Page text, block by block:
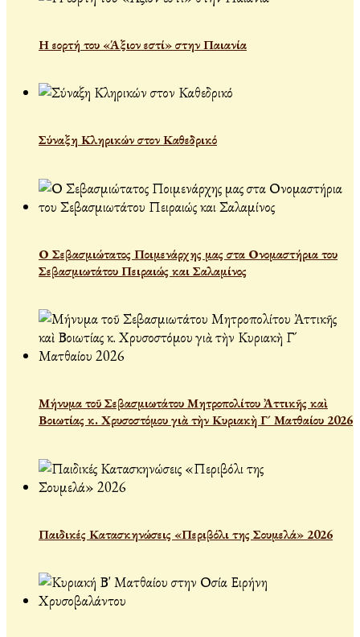
Η εορτή του «Άξιον εστί» στην Παιανία
Σύναξη Κληρικών στον Καθεδρικό
Ο Σεβασμιώτατος Ποιμενάρχης μας στα Ονομαστήρια του
Σεβασμιωτάτου Πειραιώς και Σαλαμίνος
Μήνυμα τοῦ Σεβασμιωτάτου Μητροπολίτου Ἀττικῆς καὶ
Βοιωτίας κ. Χρυσοστόμου γιὰ τὴν Κυριακὴ Γ´ Ματθαίου 2026
Παιδικές Κατασκηνώσεις «Περιβόλι της Σουμελά» 2026